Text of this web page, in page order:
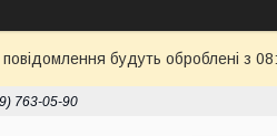
будуть оброблені з
763-05-90